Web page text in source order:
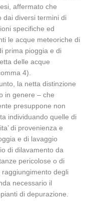
affermato che
dai diversi termini di
specifiche ed
le acque meteoriche di
prima pioggia e di
delle acque
4).
la netta distinzione
in genere – che
presuppone non
individuando quelle di
di provenienza e
e di lavaggio
di dilavamento da
pericolose o di
degli
necessario il
di depurazione.